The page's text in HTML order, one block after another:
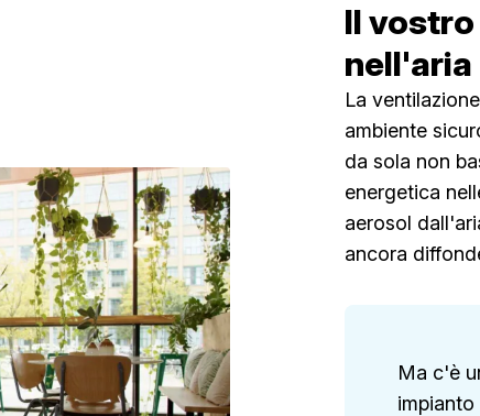
Il
nell'aria
La
ambiente
da sola non
energetica
aerosol
ancora
Ma c'è